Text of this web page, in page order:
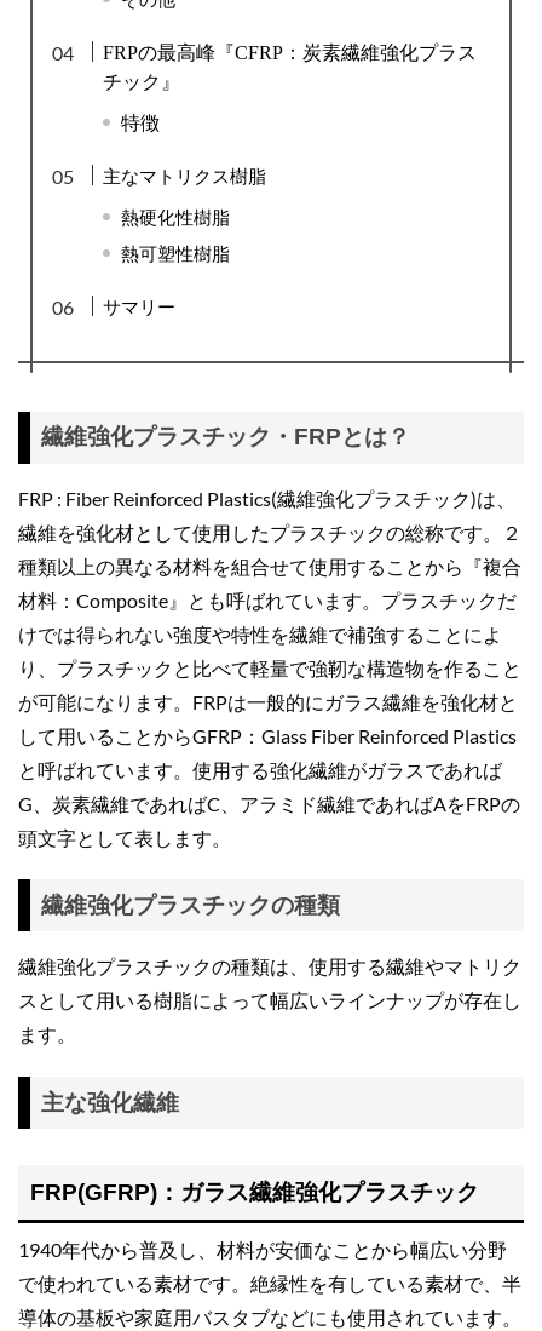
FRPの最高峰『CFRP：炭素繊維強化プラス
チック』
特徴
主なマトリクス樹脂
熱硬化性樹脂
熱可塑性樹脂
サマリー
繊維強化プラスチック・FRPとは？
FRP : Fiber Reinforced Plastics(繊維強化プラスチック)は、
繊維を強化材として使用したプラスチックの総称です。２
種類以上の異なる材料を組合せて使用することから『複合
材料：Composite』とも呼ばれています。プラスチックだ
けでは得られない強度や特性を繊維で補強することによ
り、プラスチックと比べて軽量で強靭な構造物を作ること
が可能になります。FRPは一般的にガラス繊維を強化材と
して用いることからGFRP：Glass Fiber Reinforced Plastics
と呼ばれています。使用する強化繊維がガラスであれば
G、炭素繊維であればC、アラミド繊維であればAをFRPの
頭文字として表します。
繊維強化プラスチックの種類
繊維強化プラスチックの種類は、使用する繊維やマトリク
スとして用いる樹脂によって幅広いラインナップが存在し
ます。
主な強化繊維
FRP(GFRP)： ガラス繊維強化プラスチック
1940年代から普及し、材料が安価なことから幅広い分野
で使われている素材です。絶縁性を有している素材で、半
導体の基板や家庭用バスタブなどにも使用されています。